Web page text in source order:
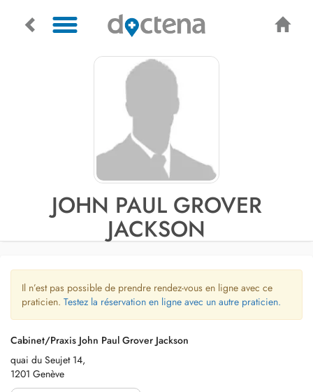
JOHN PAUL GROVER
JACKSON
Il n’est pas possible de prendre rendez-vous en ligne avec ce
praticien. Testez la réservation en ligne avec un autre praticien.
Cabinet/Praxis John Paul Grover Jackson
quai du Seujet 14,
1201 Genève